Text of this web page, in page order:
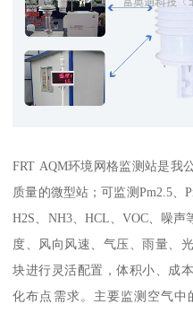
FRT AQM环境网格监测站是我
质量的微型站；可监测Pm2.5、
H2S、NH3、HCL、VOC、噪
度、风向风速、气压、雨量、
块进行灵活配置，体积小、成
化布点需求。主要监测空气中